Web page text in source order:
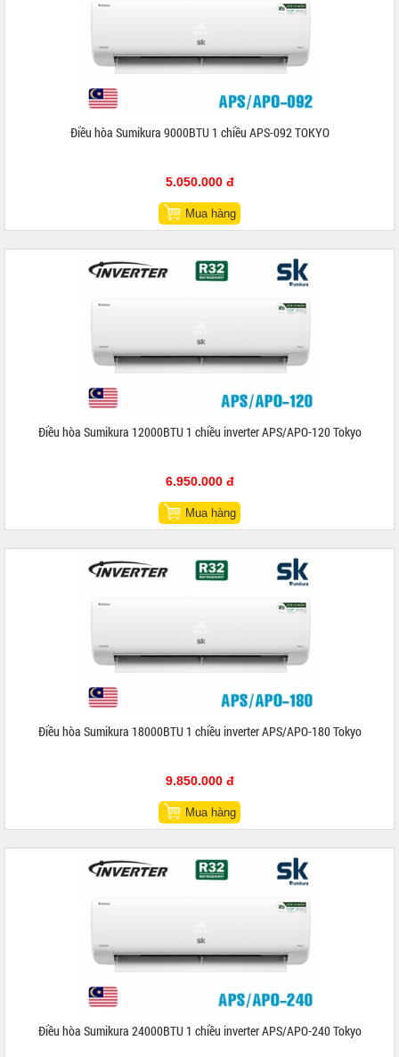
Điều hòa Sumikura 9000BTU 1 chiều APS-092 TOKYO
5.050.000 đ
Mua hàng
Điều hòa Sumikura 12000BTU 1 chiều inverter APS/APO-120 Tokyo
6.950.000 đ
Mua hàng
Điều hòa Sumikura 18000BTU 1 chiều inverter APS/APO-180 Tokyo
9.850.000 đ
Mua hàng
Điều hòa Sumikura 24000BTU 1 chiều inverter APS/APO-240 Tokyo